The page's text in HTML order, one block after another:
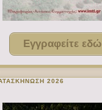
Εγγραφείτε εδώ
2026